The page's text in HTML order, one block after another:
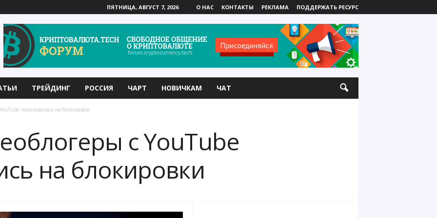
ПЯТНИЦА, АВГУСТ 7, 2026 О НАС КОНТАКТЫ РЕКЛАМА ПОДДЕРЖАТЬ РЕСУРС
ТРЕЙДИНГ РОССИЯ ЧАРТ НОВИЧКАМ ЧАТ
пожаловались на блокировки
с YouTube
на блокировки